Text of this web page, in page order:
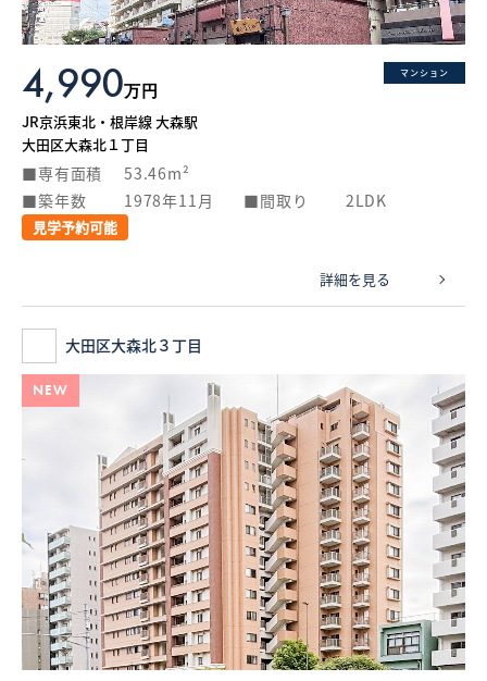
マンション
4,990万円
JR京浜東北・根岸線 大森駅
大田区大森北１丁目
専有面積
53.46m²
築年数
1978年11月 間取り 2LDK
見学予約可能
詳細を見る
大田区大森北３丁目
NEW